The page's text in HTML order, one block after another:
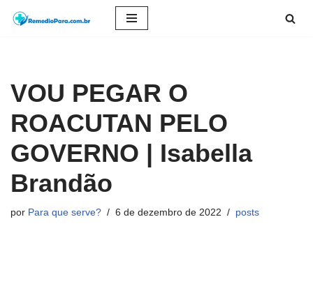
conteúdo
VOU PEGAR O
ROACUTAN PELO
GOVERNO | Isabella
Brandão
por Para que serve? 6 de dezembro de 2022 posts